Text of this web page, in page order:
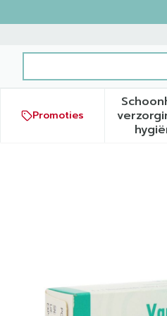
Promoties
Vardenafil